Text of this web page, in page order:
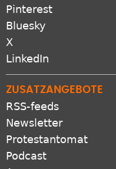
Pinterest
Bluesky
X
LinkedIn
ZUSATZANGEBOTE
RSS-feeds
Newsletter
Protestantomat
Podcast